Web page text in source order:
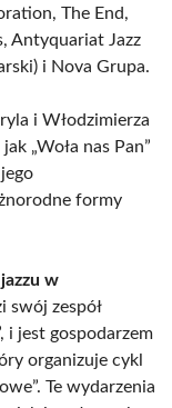
The End,
Antyquariat Jazz
i Nova Grupa.
i Włodzimierza
„Woła nas Pan”
formy
w
swój zespół
i jest gospodarzem
organizuje cykl
Te wydarzenia